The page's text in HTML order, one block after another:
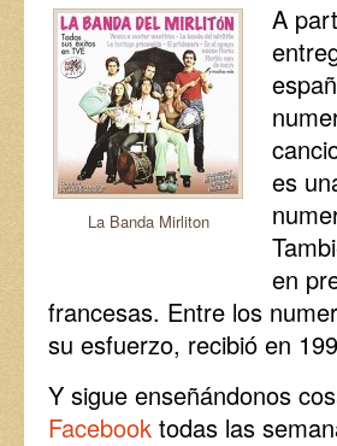
La Banda Mirliton
A
es
en
francesas. Entre los
su esfuerzo, recibió en
Y sigue enseñándonos
Facebook todas las